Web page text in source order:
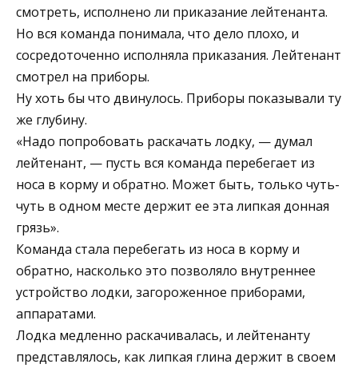
смотреть, исполнено ли приказание лейтенанта.
Но вся команда понимала, что дело плохо, и
сосредоточенно исполняла приказания. Лейтенант
смотрел на приборы.
Ну хоть бы что двинулось. Приборы показывали ту
же глубину.
«Надо попробовать раскачать лодку, — думал
лейтенант, — пусть вся команда перебегает из
носа в корму и обратно. Может быть, только чуть-
чуть в одном месте держит ее эта липкая донная
грязь».
Команда стала перебегать из носа в корму и
обратно, насколько это позволяло внутреннее
устройство лодки, загороженное приборами,
аппаратами.
Лодка медленно раскачивалась, и лейтенанту
представлялось, как липкая глина держит в своем